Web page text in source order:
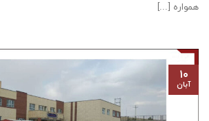
همواره [...]
۱۰
آبان